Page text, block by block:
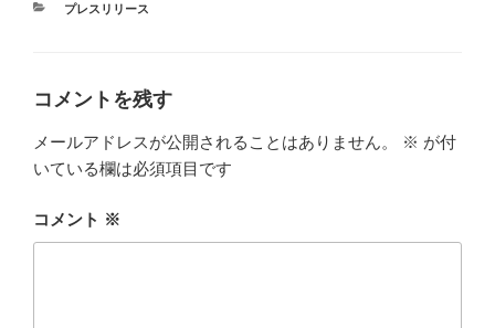
カ
ー
プレスリリース
コメントを残す
メールアドレスが公開されることはありません。 ※ が付
いている欄は必須項目です
コメント ※